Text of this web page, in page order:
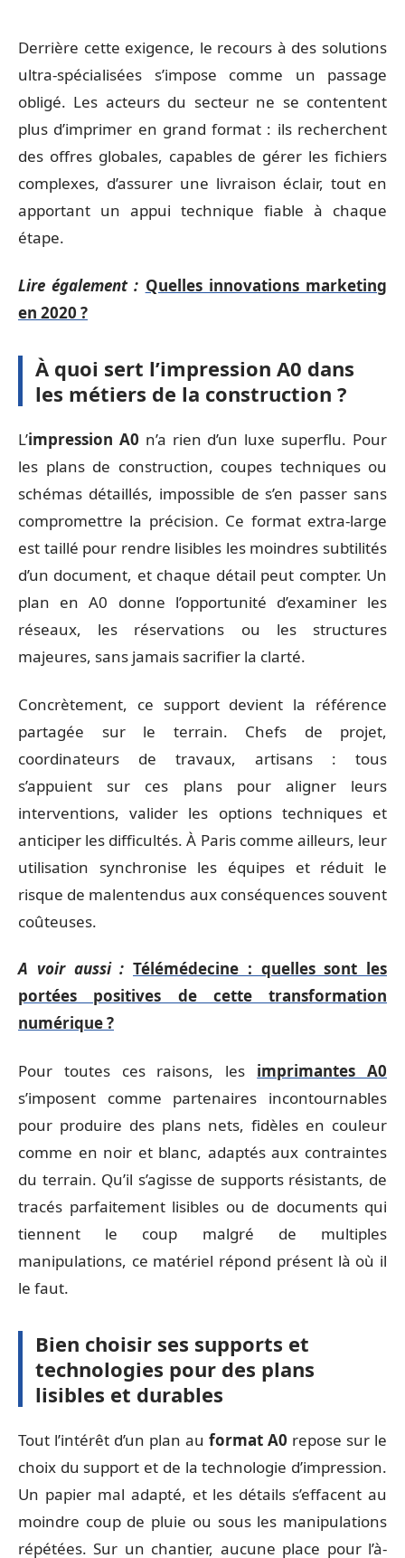
Derrière cette exigence, le recours à des solutions
ultra-spécialisées s’impose comme un passage
obligé. Les acteurs du secteur ne se contentent
plus d’imprimer en grand format : ils recherchent
des offres globales, capables de gérer les fichiers
complexes, d’assurer une livraison éclair, tout en
apportant un appui technique fiable à chaque
étape.
Lire également : Quelles innovations marketing
en 2020 ?
À quoi sert l’impression A0 dans
les métiers de la construction ?
L’impression A0 n’a rien d’un luxe superflu. Pour
les plans de construction, coupes techniques ou
schémas détaillés, impossible de s’en passer sans
compromettre la précision. Ce format extra-large
est taillé pour rendre lisibles les moindres subtilités
d’un document, et chaque détail peut compter. Un
plan en A0 donne l’opportunité d’examiner les
réseaux, les réservations ou les structures
majeures, sans jamais sacrifier la clarté.
Concrètement, ce support devient la référence
partagée sur le terrain. Chefs de projet,
coordinateurs de travaux, artisans : tous
s’appuient sur ces plans pour aligner leurs
interventions, valider les options techniques et
anticiper les difficultés. À Paris comme ailleurs, leur
utilisation synchronise les équipes et réduit le
risque de malentendus aux conséquences souvent
coûteuses.
A voir aussi : Télémédecine : quelles sont les
portées positives de cette transformation
numérique ?
Pour toutes ces raisons, les imprimantes A0
s’imposent comme partenaires incontournables
pour produire des plans nets, fidèles en couleur
comme en noir et blanc, adaptés aux contraintes
du terrain. Qu’il s’agisse de supports résistants, de
tracés parfaitement lisibles ou de documents qui
tiennent le coup malgré de multiples
manipulations, ce matériel répond présent là où il
le faut.
Bien choisir ses supports et
technologies pour des plans
lisibles et durables
Tout l’intérêt d’un plan au format A0 repose sur le
choix du support et de la technologie d’impression.
Un papier mal adapté, et les détails s’effacent au
moindre coup de pluie ou sous les manipulations
répétées. Sur un chantier, aucune place pour l’à-